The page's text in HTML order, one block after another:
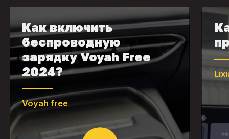
Как включить
беспроводную
зарядку Voyah Free
2024?
Voyah free